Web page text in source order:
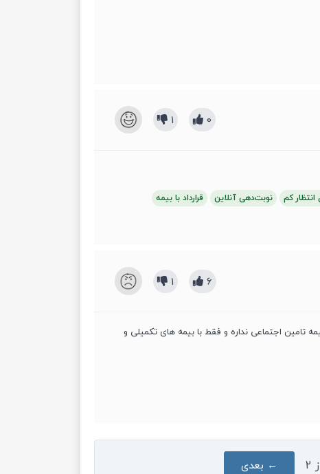
0
1
انتظار کم نوبت‌دهی آنلاین
قرارداد با بیمه
6
1
تامین اجتماعی نداره و فقط با بیمه های تکمیلی و
2 ← بعدی